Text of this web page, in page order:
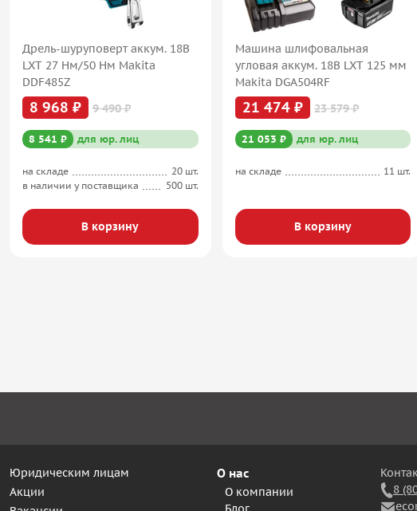
Дрель-шуруповерт аккум. 18В
LXT 27 Нм/50 Нм Makita
DDF485Z
8 968 ₽ 9 490 ₽
8 541 ₽ для юр. лиц
на складе
20 шт.
в наличии у поставщика
500 шт.
В корзину
Машина шлифовальная
угловая аккум. 18В LXT 125 мм
Makita DGA504RF
21 474 ₽ 23 579 ₽
21 053 ₽ для юр. лиц
на складе 11 шт.
В корзину
Юридическим лицам
Акции
О нас
О компании
8